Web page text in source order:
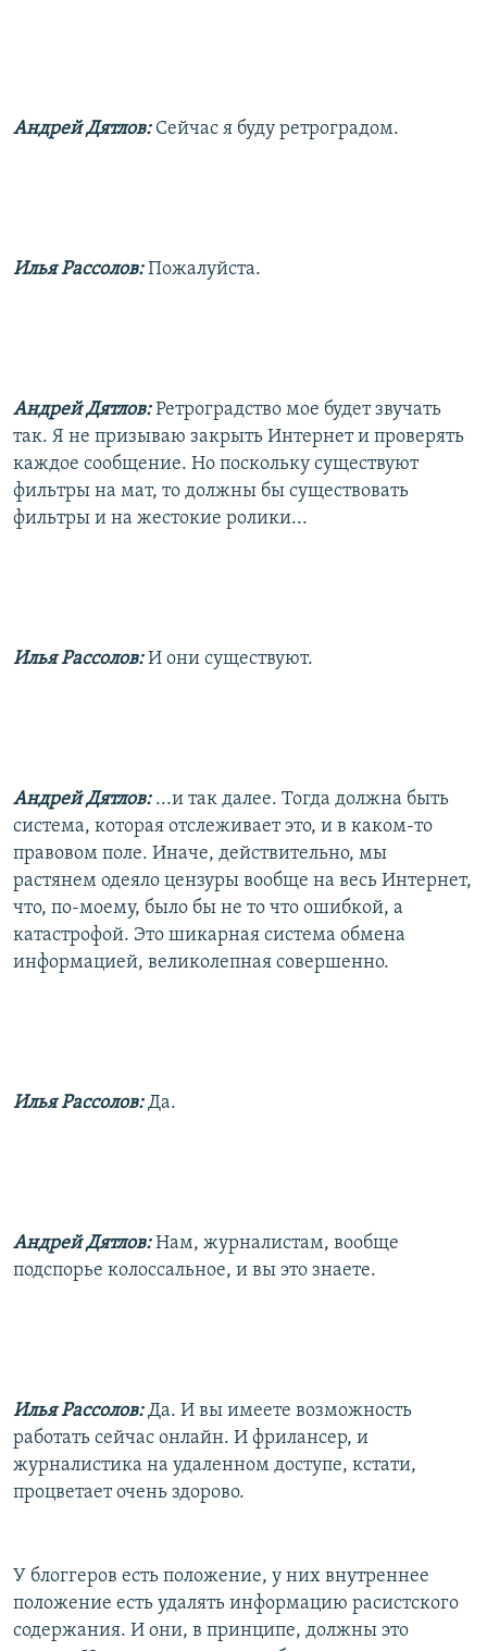
Андрей Дятлов: Сейчас я буду ретроградом.
Илья Рассолов:Пожалуйста.
Андрей Дятлов:Ретроградство мое будет звучать
так. Я не призываю закрыть Интернет и проверять
каждое сообщение. Но поскольку существуют
фильтры на мат, то должны бы существовать
фильтры и на жестокие ролики...
Илья Рассолов:И они существуют.
Андрей Дятлов: ...и так далее. Тогда должна быть
система, которая отслеживает это, и в каком-то
правовом поле. Иначе, действительно, мы
растянем одеяло цензуры вообще на весь Интернет,
что, по-моему, было бы не то что ошибкой, а
катастрофой. Это шикарная система обмена
информацией, великолепная совершенно.
Илья Рассолов:Да.
Андрей Дятлов:Нам, журналистам, вообще
подспорье колоссальное, и вы это знаете.
Илья Рассолов:Да. И вы имеете возможность
работать сейчас онлайн. И фрилансер, и
журналистика на удаленном доступе, кстати,
процветает очень здорово.
У блоггеров есть положение, у них внутреннее
положение есть удалять информацию расистского
содержания. И они, в принципе, должны это